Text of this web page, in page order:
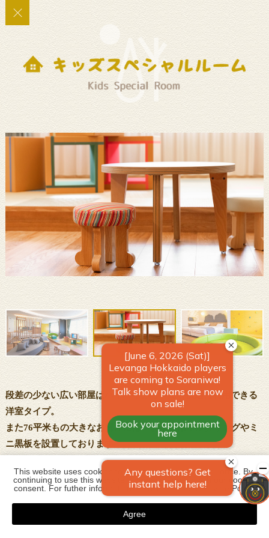
段差の少ない広い部屋はハイハイ赤ちゃんも快適に利用できる
洋室タイプ。
また76平米もの大きなお部屋には、お子様用ボルダリングやミ
ニ黒板を設置しております。
0歳~小学生のお子様とのご旅行の際にはぴったりなお部屋で
す。
This website uses cookies to improve your user experience. By
continuing to use this website, you have agreed with our cookie
consent. For futher information, please check the Private Policy.
Agree